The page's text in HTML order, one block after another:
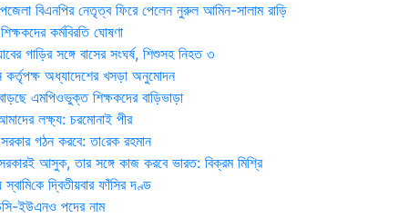
বিএনপির নেতৃত্ব ফিরে পেলেন নুরুল আমিন-সালাম রাড়ি
কর্মবিরতি ঘোষণা
গাড়ির সঙ্গে বাসের সংঘর্ষ, শিশুসহ নিহত ৩
কর্তৃপক্ষ অধ্যাদেশের খসড়া অনুমোদন
এমপিওভুক্ত শিক্ষকদের বাড়িভাড়া
লক্ষ্য: চরমোনাই পীর
গঠন করবে: তা‌রেক রহমান
আসুক, তার সঙ্গে কাজ করবে ভারত: বিক্রম মিশ্রি
দ্বিতীয়বার ফাঁসির দণ্ড
ইউএনও পদের নাম